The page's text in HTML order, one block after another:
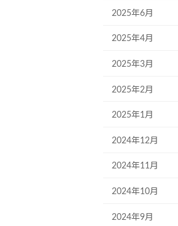
2025年6月
2025年4月
2025年3月
2025年2月
2025年1月
2024年12月
2024年11月
2024年10月
2024年9月